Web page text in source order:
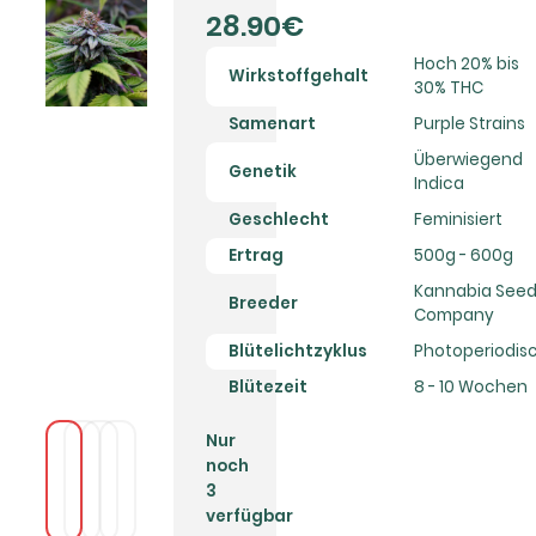
28.90€
Wirkstoffgehalt
Hoch 20% bis
30% THC
Samenart
Purple Strains
Genetik
Überwiegend
Indica
Geschlecht
Feminisiert
Ertrag
500g - 600g
Breeder
Kannabia Seed
Company
Blütelichtzyklus
Blütezeit
8 - 10 Wochen
Nur
noch
3
verfügbar